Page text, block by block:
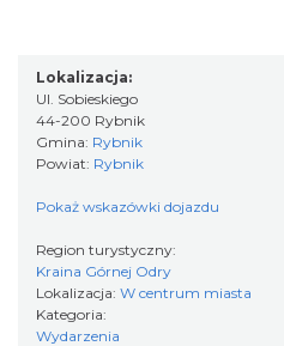
XXVI Powiatowy Rajd
Wodzisław Śląski
11.15 km
Lokalizacja:
Ul. Sobieskiego
44-200 Rybnik
Gmina: Rybnik
Powiat: Rybnik
Pokaż wskazówki dojazdu
Region turystyczny:
Kraina Górnej Odry
Lokalizacja: W centrum miasta
Kategoria:
Wydarzenia